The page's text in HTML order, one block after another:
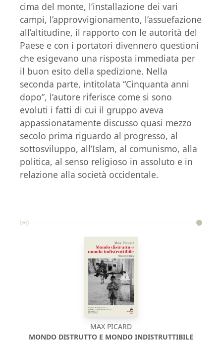
cima del monte, l’installazione dei vari
campi, l’approvvigionamento, l’assuefazione
all’altitudine, il rapporto con le autorità del
Paese e con i portatori divennero questioni
che esigevano una risposta immediata per
il buon esito della spedizione. Nella
seconda parte, intitolata “Cinquanta anni
dopo”, l’autore riferisce come si sono
evoluti i fatti di cui il gruppo aveva
appassionatamente discusso quasi mezzo
secolo prima riguardo al progresso, al
sottosviluppo, all’Islam, al comunismo, alla
politica, al senso religioso in assoluto e in
relazione alla società occidentale.
MAX PICARD
MONDO DISTRUTTO E MONDO INDISTRUTTIBILE